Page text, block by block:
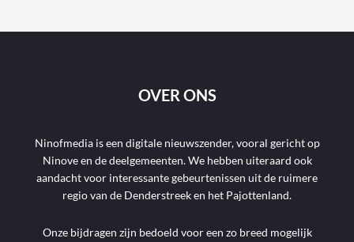
OVER ONS
Ninofmedia is een digitale nieuwszender, vooral gericht op
Ninove en de deelgemeenten. We hebben uiteraard ook
aandacht voor interessante gebeurtenissen uit de ruimere
regio van de Denderstreek en het Pajottenland.
Onze bijdragen zijn bedoeld voor een zo breed mogelijk